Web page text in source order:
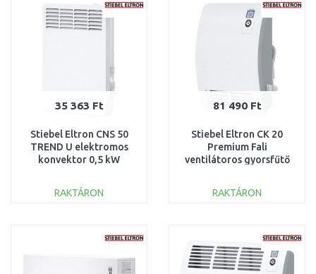
Összehasonlítás Összehasonlítás
35 363 Ft
Stiebel Eltron CNS 50
TREND U elektromos
konvektor 0,5 kW
RAKTÁRON
Összehasonlítás
81 490 Ft
Stiebel Eltron CK 20
Premium Fali
ventilátoros gyorsfűtő
RAKTÁRON
Összehasonlítás